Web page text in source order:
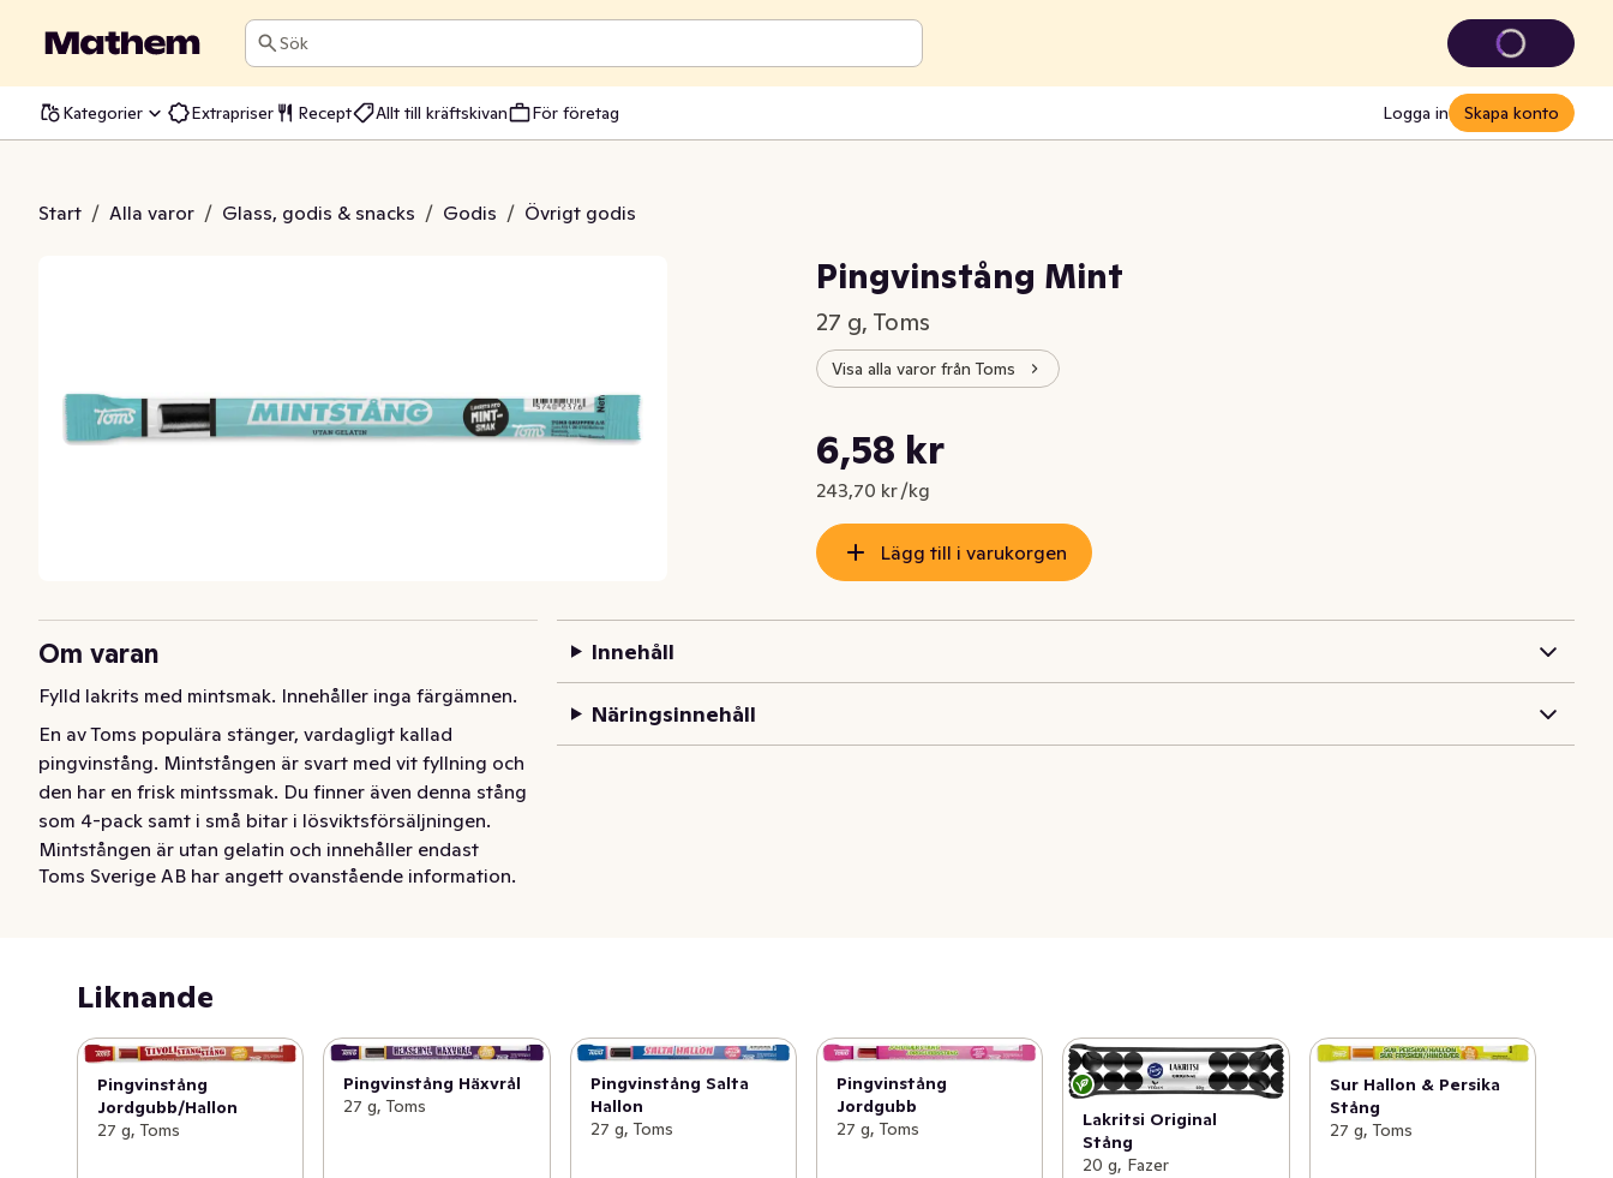
Sök
Kategorier Extrapriser Recept Allt till kräftskivan För företag Logga in Skapa konto
Start / Alla varor / Glass, godis & snacks / Godis / Övrigt godis
Mint
Pingvinstång Mint
27 g, Toms
Visa alla varor från Toms
Nuvarande pris är: 6,58 kr
6,58 kr
243,70 kr /kg
Styckpris: 243,70 kr /kg
Lägg till i varukorgen
Om varan
Fylld lakrits med mintsmak. Innehåller inga färgämnen.
En av Toms populära stänger, vardagligt kallad
pingvinstång. Mintstången är svart med vit fyllning och
den har en frisk mintssmak. Du finner även denna stång
som 4-pack samt i små bitar i lösviktsförsäljningen.
Mintstången är utan gelatin och innehåller endast
naturliga färgämnen. Pingvinstängerna finns i många
Toms Sverige AB har angett ovanstående information.
Innehåll
Näringsinnehåll
Liknande
Pingvinstång
Jordgubb/Hallon
27 g, Toms
Pingvinstång Häxvrål
27 g, Toms
Pingvinstång Salta
Hallon
27 g, Toms
Pingvinstång
Jordgubb
27 g, Toms
Lakritsi Original
Stång
20 g, Fazer
Sur Hallon & Persika
Stång
27 g, Toms